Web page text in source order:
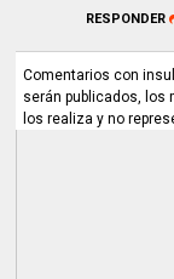
RESPONDER
Comentarios con
serán publicados, los
los realiza y no